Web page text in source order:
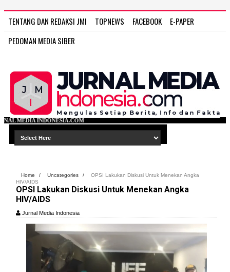
TENTANG DAN REDAKSI JMI TOPNEWS FACEBOOK
E-PAPER
PEDOMAN MEDIA SIBER
Home / Uncategories /
OPSI Lakukan Diskusi Untuk Menekan Angka
HIV/AIDS
OPSI Lakukan Diskusi Untuk Menekan Angka
HIV/AIDS
Jurnal Media Indonesia